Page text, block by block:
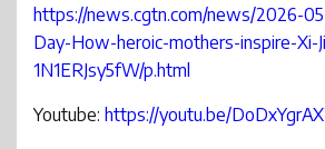
https://news.cgtn.com/news/2026-
Day-How-heroic-mothers-inspire-Xi-
1N1ERJsy5fW/p.html
Youtube: https://youtu.be/